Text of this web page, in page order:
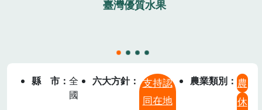
臺灣優質水果
縣市
全
國
六大方針
支持認
同在地
農業類別
農
休